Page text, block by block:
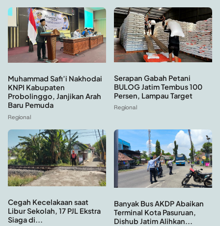
Muhammad Safi’i Nakhodai
KNPI Kabupaten
Probolinggo, Janjikan Arah
Baru Pemuda
Regional
Serapan Gabah Petani
BULOG Jatim Tembus 100
Persen, Lampau Target
Regional
Cegah Kecelakaan saat
Libur Sekolah, 17 PJL Ekstra
Siaga di...
Banyak Bus AKDP Abaikan
Terminal Kota Pasuruan,
Dishub Jatim Alihkan...